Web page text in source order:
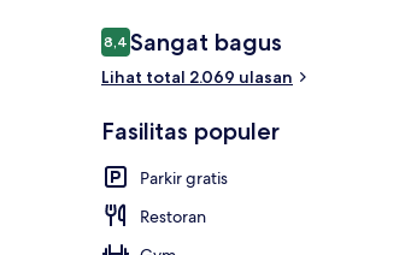
Ulasan
8,48,4 dari 10
Sangat bagus
Lihat total 2.069 ulasan
Fasilitas populer
Parkir gratis
Restoran